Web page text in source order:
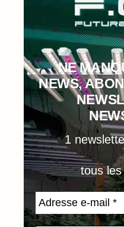
NE
NEWS,
1
tous